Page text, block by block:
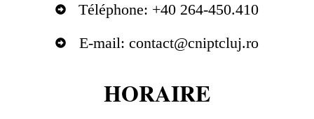
Téléphone: +40 264-450.410
E-mail: contact@cniptcluj.ro
HORAIRE